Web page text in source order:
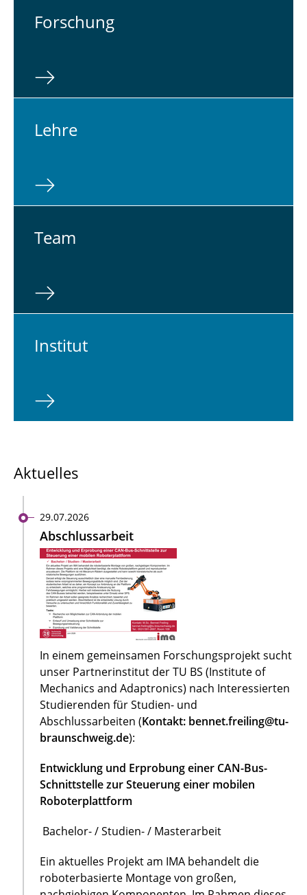
For­schung
Lehre
Team
In­sti­tut
Aktuelles
29.07.2026
Abschlussarbeit
In einem gemeinsamen Forschungsprojekt sucht
unser Partnerinstitut der TU BS (Institute of
Mechanics and Adaptronics) nach Interessierten
Studierenden für Studien- und
Abschlussarbeiten (Kontakt: bennet.freiling@tu-
braunschweig.de):
Entwicklung und Erprobung einer CAN-Bus-
Schnittstelle zur Steuerung einer mobilen
Roboterplattform
Bachelor- / Studien- / Masterarbeit
Ein aktuelles Projekt am IMA behandelt die
roboterbasierte Montage von großen,